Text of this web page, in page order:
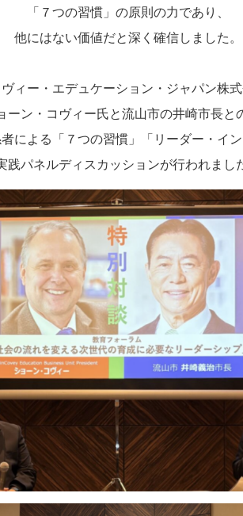
「７つの習慣」の原則の力であり、
他にはない価値だと深く確信しました。
ィー・エデュケーション・ジャパン株式
ーン・コヴィー氏と流山市の井崎市長と
による「７つの習慣」「リーダー・イ
践パネルディスカッションが行われまし